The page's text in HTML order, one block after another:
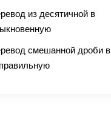
из десятичной в
смешанной дроби в